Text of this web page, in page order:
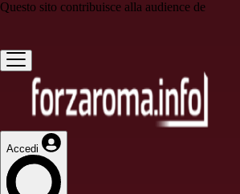
Questo sito contribuisce alla audience de
Accedi